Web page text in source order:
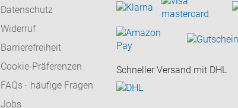
Datenschutz
Widerruf
Barrierefreiheit
Cookie-Präferenzen
FAQs - häufige Fragen
Jobs
Schneller Versand mit DHL